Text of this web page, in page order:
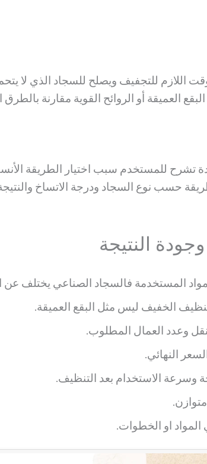
للتجفيف ويصلح للسجاد الذي لا
العميقة أو الروائح القوية مقارنة بالطرق
تشرح للمستخدم سبب اختيار الطريقة
حسب نوع السجاد ودرجة الاتساخ
النتيجة
المستخدمة فالسجاد الصناعي يختلف عن
الخفيف ليس مثل البقع العميقة.
وعدد العمال المطلوب.
النهائي.
وسرعة الاستخدام بعد التنظيف.
او الخطوات.